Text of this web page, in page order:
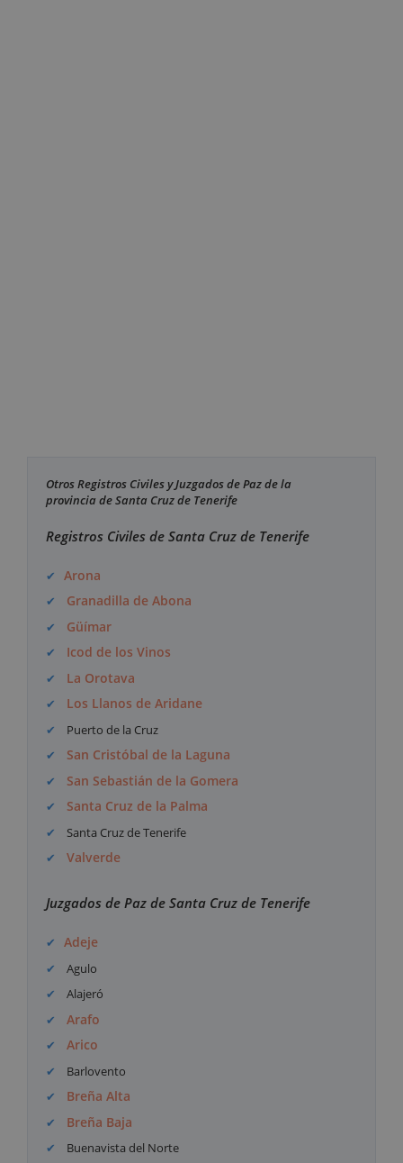
Otros Registros Civiles y Juzgados de Paz de la
provincia de Santa Cruz de Tenerife
Registros Civiles de Santa Cruz de Tenerife
Arona
Granadilla de Abona
Güímar
Icod de los Vinos
La Orotava
Los Llanos de Aridane
Puerto de la Cruz
San Cristóbal de la Laguna
San Sebastián de la Gomera
Santa Cruz de la Palma
Santa Cruz de Tenerife
Valverde
Juzgados de Paz de Santa Cruz de Tenerife
Adeje
Agulo
Alajeró
Arafo
Arico
Barlovento
Breña Alta
Breña Baja
Buenavista del Norte